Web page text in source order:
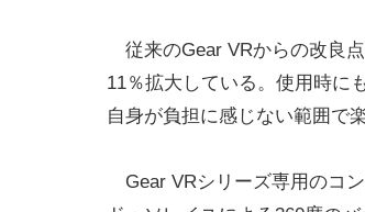
従来のGear VRからの改良
11％拡大している。使用時に
自身が負担に感じない範囲で
Gear VRシリーズ専用のコ